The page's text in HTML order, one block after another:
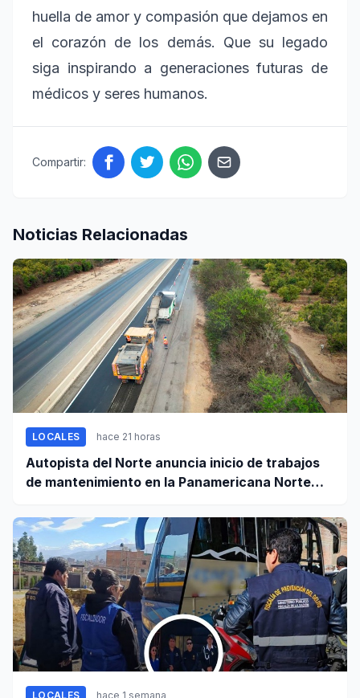
huella de amor y compasión que dejamos en
el corazón de los demás. Que su legado
siga inspirando a generaciones futuras de
médicos y seres humanos.
Compartir:
Noticias Relacionadas
LOCALES hace 21 horas
Autopista del Norte anuncia inicio de trabajos
de mantenimiento en la Panamericana Norte
LOCALES hace 1 semana